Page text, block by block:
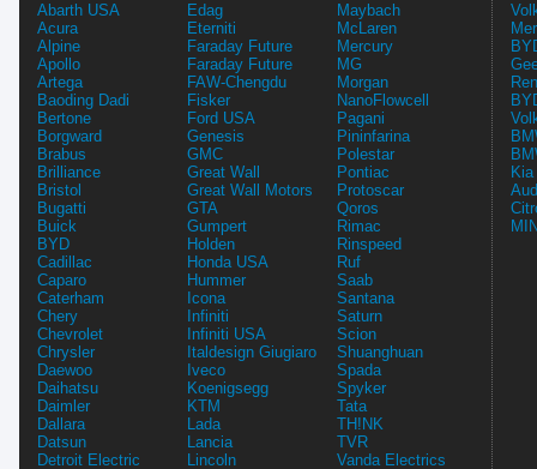
Abarth USA
Acura
Alpine
Apollo
Artega
Baoding Dadi
Bertone
Borgward
Brabus
Brilliance
Bristol
Bugatti
Buick
BYD
Cadillac
Caparo
Caterham
Chery
Chevrolet
Chrysler
Daewoo
Daihatsu
Daimler
Dallara
Datsun
Detroit Electric
Edag
Eterniti
Faraday Future
Faraday Future
FAW-Chengdu
Fisker
Ford USA
Genesis
GMC
Great Wall
Great Wall Motors
GTA
Gumpert
Holden
Honda USA
Hummer
Icona
Infiniti
Infiniti USA
Italdesign Giugiaro
Iveco
Koenigsegg
KTM
Lada
Lancia
Lincoln
Maybach
McLaren
Mercury
MG
Morgan
NanoFlowcell
Pagani
Pininfarina
Polestar
Pontiac
Protoscar
Qoros
Rimac
Rinspeed
Ruf
Saab
Santana
Saturn
Scion
Shuanghuan
Spada
Spyker
Tata
TH!NK
TVR
Vanda Electrics